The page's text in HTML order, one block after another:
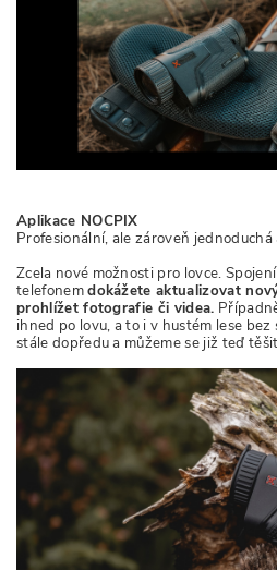
Aplikace NOCPIX
Profesionální, ale zároveň jednoduchá
Zcela nové možnosti pro lovce.
telefonemdokážete aktualizovat
prohlížet fotografie či videa.
ihned po lovu, a to i v hustém lese
stále dopředu a můžeme se již teď